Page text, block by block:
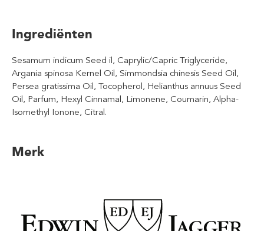
Ingrediënten
Sesamum indicum Seed il, Caprylic/Capric Triglyceride,
Argania spinosa Kernel Oil, Simmondsia chinesis Seed Oil,
Persea gratissima Oil, Tocopherol, Helianthus annuus Seed
Oil, Parfum, Hexyl Cinnamal, Limonene, Coumarin, Alpha-
Isomethyl Ionone, Citral.
Merk